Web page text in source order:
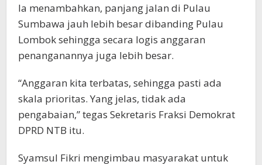
Ia menambahkan, panjang jalan di Pulau
Sumbawa jauh lebih besar dibanding Pulau
Lombok sehingga secara logis anggaran
penanganannya juga lebih besar.
“Anggaran kita terbatas, sehingga pasti ada
skala prioritas. Yang jelas, tidak ada
pengabaian,” tegas Sekretaris Fraksi Demokrat
DPRD NTB itu.
Syamsul Fikri mengimbau masyarakat untuk